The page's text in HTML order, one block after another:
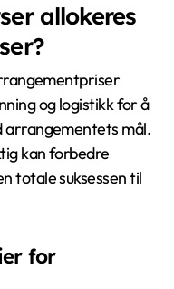
allokeres
og logistikk for å
arrangementets mål.
kan forbedre
totale suksessen til
for